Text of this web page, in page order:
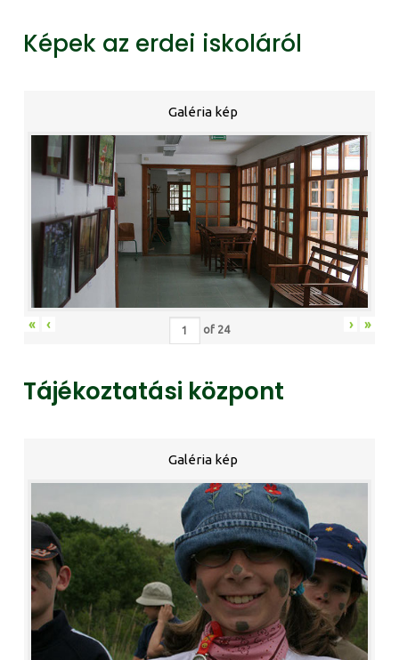
Képek az erdei iskoláról
Galéria kép
« ‹ of 24 › »
Tájékoztatási központ
Galéria kép